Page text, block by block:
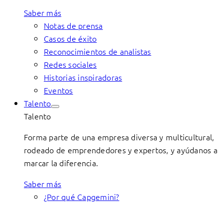
Saber más
Notas de prensa
Casos de éxito
Reconocimientos de analistas
Redes sociales
Historias inspiradoras
Eventos
Talento
Talento
Forma parte de una empresa diversa y multicultural,
rodeado de emprendedores y expertos, y ayúdanos a
marcar la diferencia.
Saber más
¿Por qué Capgemini?